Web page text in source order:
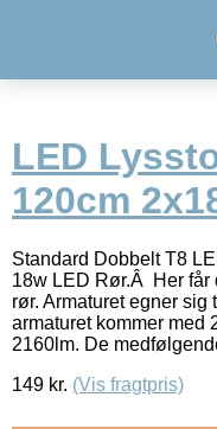
LED
120cm
Standard Dobbelt T8
18w LED Rør.Â Her får
rør. Armaturet egner
armaturet kommer med
2160lm. De
149 kr. (Vis fragtpris)